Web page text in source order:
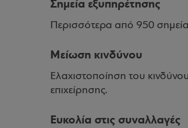
Σημεία εξυπηρέτησης
Περισσότερα από 950 σημεία
Μείωση κινδύνου
Ελαχιστοποίηση του
επιχείρησης.
Ευκολία στις συναλλαγές